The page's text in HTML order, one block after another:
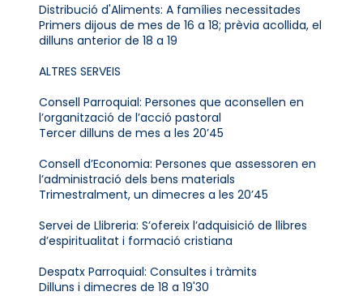
Distribució d'Aliments: A famílies necessitades
Primers dijous de mes de 16 a 18; prèvia acollida, el
dilluns anterior de 18 a 19
ALTRES SERVEIS
Consell Parroquial: Persones que aconsellen en
l’organització de l’acció pastoral
Tercer dilluns de mes a les 20’45
Consell d’Economia: Persones que assessoren en
l’administració dels bens materials
Trimestralment, un dimecres a les 20’45
Servei de Llibreria: S’ofereix l’adquisició de llibres
d’espiritualitat i formació cristiana
Despatx Parroquial: Consultes i tràmits
Dilluns i dimecres de 18 a 19'30